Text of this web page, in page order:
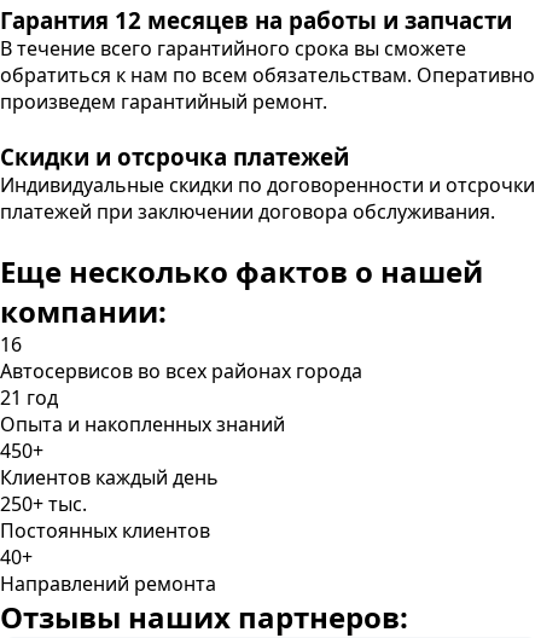
Гарантия 12 месяцев на работы и запчасти
В течение всего гарантийного срока вы сможете
обратиться к нам по всем обязательствам. Оперативно
произведем гарантийный ремонт.
Скидки и отсрочка платежей
Индивидуальные скидки по договоренности и отсрочки
платежей при заключении договора обслуживания.
Еще несколько фактов о нашей
компании:
16
Автосервисов во всех районах города
21 год
Опыта и накопленных знаний
450+
Клиентов каждый день
250+ тыс.
Постоянных клиентов
40+
Направлений ремонта
Отзывы наших партнеров: